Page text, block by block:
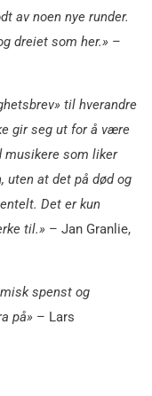
av noen nye runder.
dreiet som her.» –
til hverandre
gir seg ut for å være
musikere som liker
uten at det på død og
Det er kun
til.» – Jan Granlie,
spenst og
på» – Lars